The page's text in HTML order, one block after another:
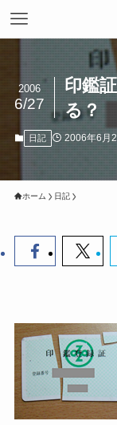
印鑑
る？
2006
6/27
日記 2006年6月
ホーム 日記